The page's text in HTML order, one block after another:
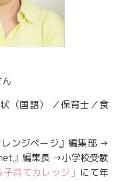
（国語） ／保育士／食
ンジページ』編集部 →
』編集長 →小学校受験
子育てカレッジ」 にて年